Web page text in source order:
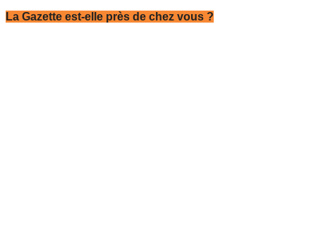
La Gazette est-elle près de chez vous ?